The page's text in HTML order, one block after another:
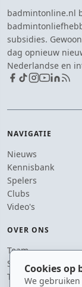
Cookies
We
badmintonline.nl
subsidies.
dag opnieuw
Nederlandse en
NAVIGATIE
Nieuws
Kennisbank
Spelers
Clubs
Video's
OVER ONS
Team
Supporters
Tip de redactie